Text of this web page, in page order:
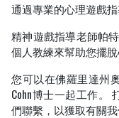
通過專業的心理遊戲
精神遊戲指導老師帕
個人教練來幫助您擺脫
您可以在佛羅里達州
Cohn博士一起工作。
們聯繫，以獲取有關